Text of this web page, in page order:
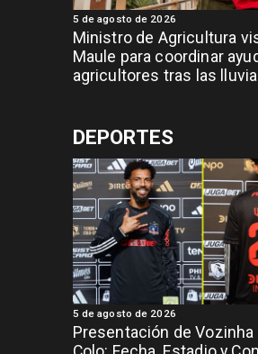
Ministro de Agricultura
Maule para coordinar
agricultores tras las
5 de agosto de 2026
DEPORTES
Presentación de Vozinha
5 de agosto de 2026